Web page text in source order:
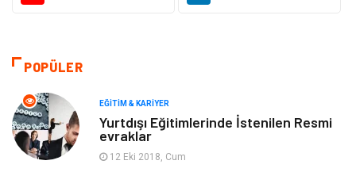
Moda
Makine
Elektronik
POPÜLER
EĞITIM & KARIYER
Yurtdışı Eğitimlerinde İstenilen Resmi
evraklar
12 Eki 2018, Cum